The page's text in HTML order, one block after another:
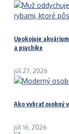
Upokojuje
a psychike
júl 27, 2026
Ako vybrať osobný
júl 16, 2026